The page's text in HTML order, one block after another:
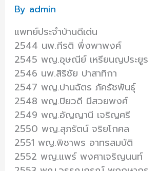
By admin
แพทย์ประจำบ้านดีเด่น
2544 นพ.กีรติ พึ่งพาพงศ์
2545 พญ.อุษณีย์ เหรียนญประยูร
2546 นพ.สิริชัย ปาสาทิกา
2547 พญ.ปานฉัตร ภัครัชพันธุ์
2548 พญ.ปิยวดี มีสวยพงศ์
2549 พญ.อัญญานี เจริญศรี
2550 พญ.สุภรัตน์ จริยโกศล
2551 พญ.พิชาพร อาทรสมบัติ
2552 พญ.แพร์ พงศาเจริญนนท์